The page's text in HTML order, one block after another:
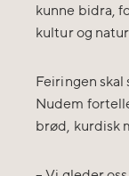
kunne bidra,
kultur og
Feiringen skal
Nudem
brød, kurdisk